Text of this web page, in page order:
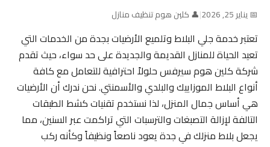
📅 يناير 25, 2026 |👤 كلين هوم تنظيف منازل
تعتبر خدمة جلي البلاط وتلميع الأرضيات بجدة من الخدمات التي
تعيد الحياة للمنازل القديمة والجديدة على حد سواء، حيث تقدم
شركة كلين هوم سيرفس حلولاً احترافية للتعامل مع كافة
أنواع البلاط الموزاييك والبلدي والأسمنتي. نحن ندرك أن الأرضيات
هي أساس جمال المنزل، لذا نستخدم تقنيات كشط الطبقات
التالفة لإزالة التصبغات والترسبات التي تراكمت عبر السنين، مما
يجعل بلاط منزلك في جدة يعود ناصعاً ونظيفاً وكأنه ركب